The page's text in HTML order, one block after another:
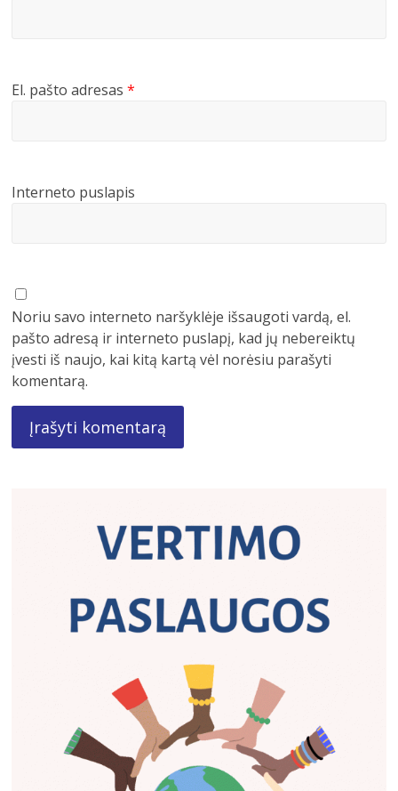
El. pašto adresas*
Interneto puslapis
Noriu savo interneto naršyklėje išsaugoti vardą, el.
pašto adresą ir interneto puslapį, kad jų nebereiktų
įvesti iš naujo, kai kitą kartą vėl norėsiu parašyti
komentarą.